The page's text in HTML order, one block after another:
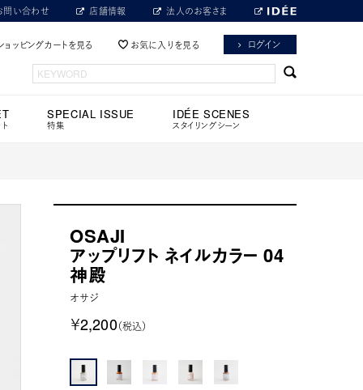
問い合わせ 店舗情報 法人のお客さま
ョッピングカートを見る お気に入りを見る ログイン
SPECIAL ISSUE
特集
IDÉE SCENES
スタイリングシーン
OSAJI
アップリフト ネイルカラー 04
神殿
オサジ
￥2,200（税込）